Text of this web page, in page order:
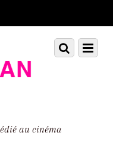
au cinéma
Menu
Scroll
down